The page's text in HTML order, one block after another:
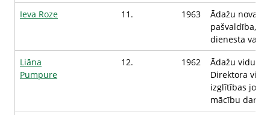
Ieva Roze
11. 1963
Ādažu novada
pašvaldība,
dienesta
Liāna
Pumpure
12. 1962
Ādažu
Direktora
izglītības jomā
mācību darbā